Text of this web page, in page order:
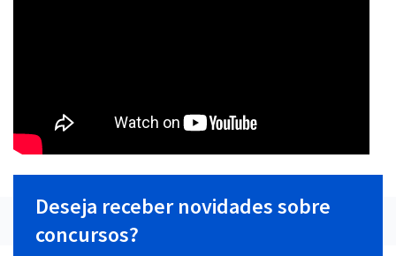
Deseja receber novidades sobre
concursos?